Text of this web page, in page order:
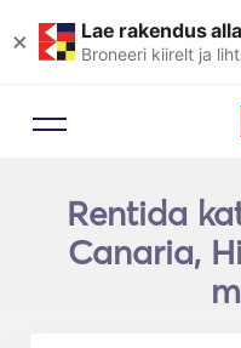
× Lae rakendus alla
Broneeri kiirelt ja
Rentida
Canaria,